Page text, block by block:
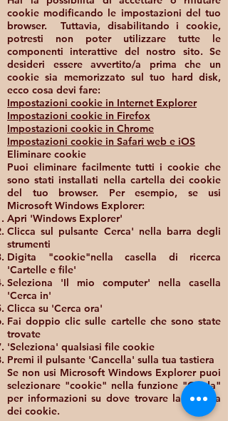
cookie modificando le impostazioni del tuo
browser. Tuttavia, disabilitando i cookie,
potresti non poter utilizzare tutte le
componenti interattive del nostro sito. Se
desideri essere avvertito/a prima che un
cookie sia memorizzato sul tuo hard disk,
ecco cosa devi fare:
Impostazioni cookie in Internet Explorer
Impostazioni cookie in Firefox
Impostazioni cookie in Chrome
Impostazioni cookie in Safari web e iOS
Eliminare cookie
Puoi eliminare facilmente tutti i cookie che
sono stati installati nella cartella dei cookie
del tuo browser. Per esempio, se usi
Microsoft Windows Explorer:
Apri 'Windows Explorer'
Clicca sul pulsante Cerca' nella barra degli
strumenti
Digita "cookie"nella casella di ricerca
'Cartelle e file'
Seleziona 'Il mio computer' nella casella
'Cerca in'
Clicca su 'Cerca ora'
Fai doppio clic sulle cartelle che sono state
trovate
'Seleziona' qualsiasi file cookie
Premi il pulsante 'Cancella' sulla tua tastiera
Se non usi Microsoft Windows Explorer puoi
selezionare "cookie" nella funzione "Guida"
per informazioni su dove trovare la cartella
dei cookie.